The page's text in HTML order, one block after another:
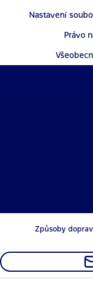
Nastavení
Právo
Způsoby